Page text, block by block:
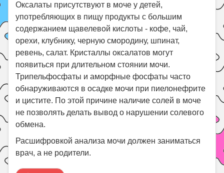
Оксалаты присутствуют в моче у детей,
употребляющих в пищу продукты с большим
содержанием щавелевой кислоты - кофе, чай,
орехи, клубнику, черную смородину, шпинат,
ревень, салат. Кристаллы оксалатов могут
появиться при длительном стоянии мочи.
Трипельфосфаты и аморфные фосфаты часто
обнаруживаются в осадке мочи при пиелонефрите
и цистите. По этой причине наличие солей в моче
не позволять делать вывод о нарушении солевого
обмена.
Расшифровкой анализа мочи должен заниматься
врач, а не родители.